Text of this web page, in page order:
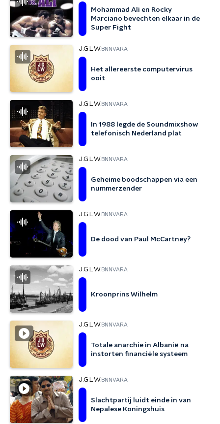
Mohammad Ali en Rocky
Marciano bevechten elkaar in de
Super Fight
J.G.L.W.BNNVARA
Het allereerste computervirus
ooit
J.G.L.W.BNNVARA
In 1988 legde de Soundmixshow
telefonisch Nederland plat
J.G.L.W.BNNVARA
Geheime boodschappen via een
nummerzender
J.G.L.W.BNNVARA
De dood van Paul McCartney?
J.G.L.W.BNNVARA
Kroonprins Wilhelm
J.G.L.W.BNNVARA
Totale anarchie in Albanië na
instorten financiële systeem
J.G.L.W.BNNVARA
Slachtpartij luidt einde in van
Nepalese Koningshuis